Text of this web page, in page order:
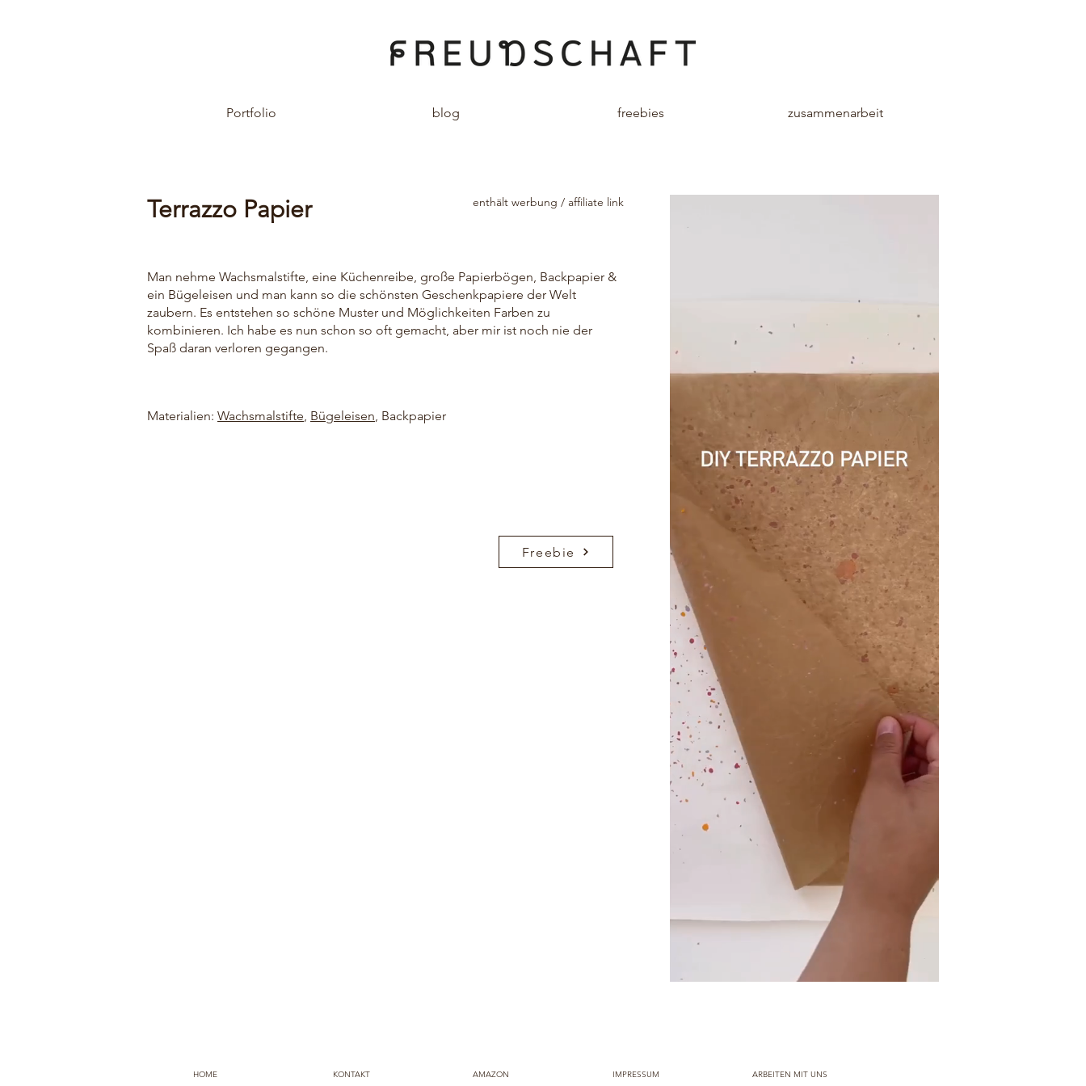
Terrazzo Papier enthält werbung / affiliate link
Man nehme Wachsmalstifte, eine Küchenreibe, große Papierbögen, Backpapier &
ein Bügeleisen und man kann so die schönsten Geschenkpapiere der Welt
zaubern. Es entstehen so schöne Muster und Möglichkeiten Farben zu
kombinieren. Ich habe es nun schon so oft gemacht, aber mir ist noch nie der
Spaß daran verloren gegangen.
Materialien: Wachsmalstifte, Bügeleisen, Backpapier
Freebie
Portfolio blog freebies zusammenarbeit
HOME KONTAKT AMAZON IMPRESSUM ARBEITEN MIT UNS